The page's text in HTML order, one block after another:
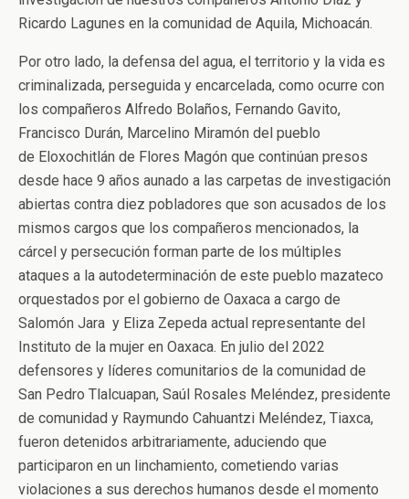
Ricardo Lagunes en la comunidad de Aquila, Michoacán.
Por otro lado, la defensa del agua, el territorio y la vida es
criminalizada, perseguida y encarcelada, como ocurre con
los compañeros Alfredo Bolaños, Fernando Gavito,
Francisco Durán, Marcelino Miramón del pueblo
de Eloxochitlán de Flores Magón que continúan presos
desde hace 9 años aunado a las carpetas de investigación
abiertas contra diez pobladores que son acusados de los
mismos cargos que los compañeros mencionados, la
cárcel y persecución forman parte de los múltiples
ataques a la autodeterminación de este pueblo mazateco
orquestados por el gobierno de Oaxaca a cargo de
Salomón Jara y Eliza Zepeda actual representante del
Instituto de la mujer en Oaxaca. En julio del 2022
defensores y líderes comunitarios de la comunidad de
San Pedro Tlalcuapan, Saúl Rosales Meléndez, presidente
de comunidad y Raymundo Cahuantzi Meléndez, Tiaxca,
fueron detenidos arbitrariamente, aduciendo que
participaron en un linchamiento, cometiendo varias
violaciones a sus derechos humanos desde el momento